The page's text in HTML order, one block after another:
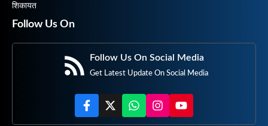
शिकायत
Follow Us On
Follow Us On Social Media
Get Latest Update On Social Media